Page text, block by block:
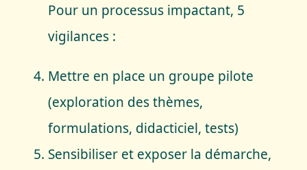
Pour un processus impactant, 5
vigilances :
Mettre en place un groupe pilote
(exploration des thèmes,
formulations, didacticiel, tests)
Sensibiliser et exposer la démarche,